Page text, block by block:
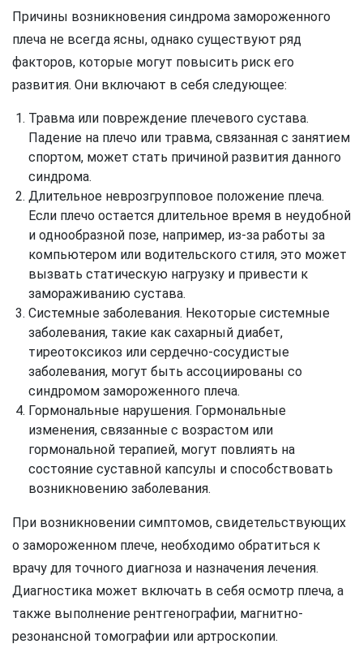
Причины возникновения синдрома замороженного
плеча не всегда ясны, однако существуют ряд
факторов, которые могут повысить риск его
развития. Они включают в себя следующее:
Травма или повреждение плечевого сустава.
Падение на плечо или травма, связанная с занятием
спортом, может стать причиной развития данного
синдрома.
Длительное неврозгрупповое положение плеча.
Если плечо остается длительное время в неудобной
и однообразной позе, например, из-за работы за
компьютером или водительского стиля, это может
вызвать статическую нагрузку и привести к
замораживанию сустава.
Системные заболевания. Некоторые системные
заболевания, такие как сахарный диабет,
тиреотоксикоз или сердечно-сосудистые
заболевания, могут быть ассоциированы со
синдромом замороженного плеча.
Гормональные нарушения. Гормональные
изменения, связанные с возрастом или
гормональной терапией, могут повлиять на
состояние суставной капсулы и способствовать
возникновению заболевания.
При возникновении симптомов, свидетельствующих
о замороженном плече, необходимо обратиться к
врачу для точного диагноза и назначения лечения.
Диагностика может включать в себя осмотр плеча, а
также выполнение рентгенографии, магнитно-
резонансной томографии или артроскопии.